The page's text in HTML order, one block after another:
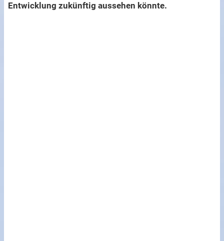
Entwicklung zukünftig aussehen könnte.